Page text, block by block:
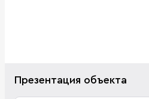
Презентация объекта